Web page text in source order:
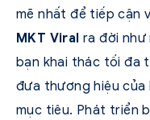
mẽ nhất để tiếp cận
MKT Viral ra đời như
bạn khai thác tối đa
đưa thương hiệu của
mục tiêu. Phát triển